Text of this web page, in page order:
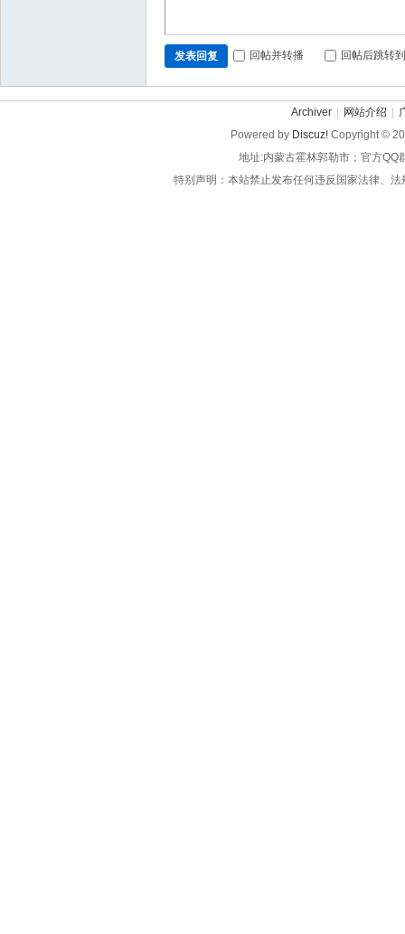
发表回复 回帖并转播 回帖后跳转
Archiver 网站介绍
Powered by Discuz! Copyright ©
地址:内蒙古霍林郭勒市；官方QQ
特别声明：本站禁止发布任何违反国家法律、